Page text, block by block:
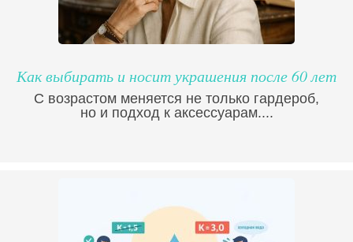
Как выбирать и носит украшения после 60 лет
С возрастом меняется не только гардероб,
но и подход к аксессуарам....